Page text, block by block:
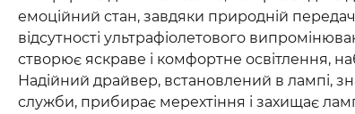
емоційний стан, завдяки природній
відсутності ультрафіолетового
створює яскраве і комфортне освітлення,
Надійний драйвер, встановлений в лампі,
служби, прибирає мерехтіння і захищає